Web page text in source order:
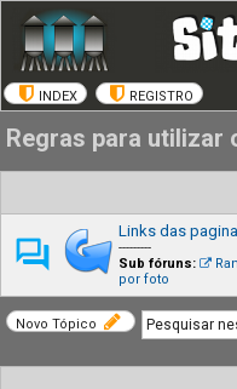
INDEX REGISTRO
Regras para utilizar
Links das
---------
Sub fóruns:
por foto
Novo Tópico